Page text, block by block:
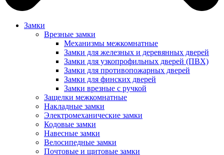
Замки
Врезные замки
Механизмы межкомнатные
Замки для железных и деревянных дверей
Замки для узкопрофильных дверей (ПВХ)
Замки для противопожарных дверей
Замки для финских дверей
Замки врезные с ручкой
Защелки межкомнатные
Накладные замки
Электромеханические замки
Кодовые замки
Навесные замки
Велосипедные замки
Почтовые и щитовые замки